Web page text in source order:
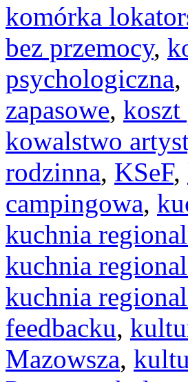
komórka
bez przemocy,
psychologiczna,
zapasowe, koszt
kowalstwo
rodzinna, KSeF,
campingowa,
kuchnia
kuchnia
kuchnia
feedbacku,
Mazowsza,